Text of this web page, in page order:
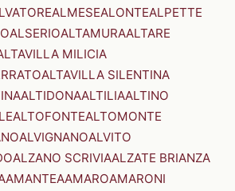
ALMESEALONTEALPETTE
ALSERIOALTAMURAALTARE
MILICIA
ALTAVILLA SILENTINA
ALTIDONAALTILIAALTINO
ALTOFONTEALTOMONTE
ALVIGNANOALVITO
ALZANO SCRIVIAALZATE BRIANZA
AMANTEAAMAROAMARONI